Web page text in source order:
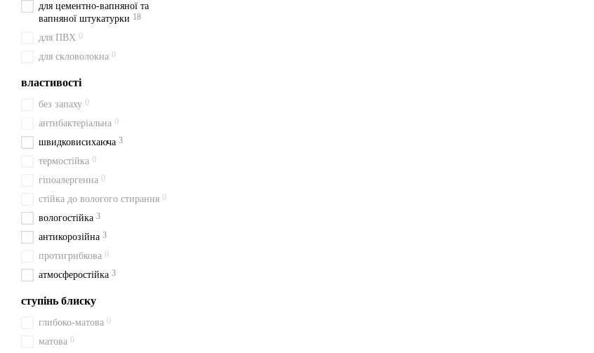
для цементно-вапняної та
вапняної штукатурки 18
для ПВХ 0
для скловолокна 0
властивості
без запаху 0
антибактеріальна 0
швидковисихаюча 3
термостійка 0
гіпоалергенна 0
стійка до вологого стирання 0
вологостійка 3
антикорозійна 3
протигрибкова 0
атмосферостійка 3
ступінь блиску
глибоко-матова 0
матова 0